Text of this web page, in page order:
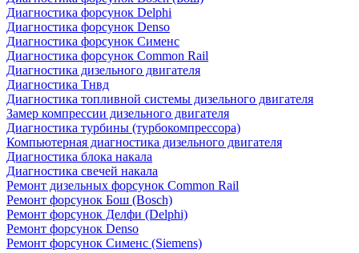
Диагностика форсунок Delphi
Диагностика форсунок Denso
Диагностика форсунок Сименс
Диагностика форсунок Common Rail
Диагностика дизельного двигателя
Диагностика Тнвд
Диагностика топливной системы дизельного двигателя
Замер компрессии дизельного двигателя
Диагностика турбины (турбокомпрессора)
Компьютерная диагностика дизельного двигателя
Диагностика блока накала
Диагностика свечей накала
Ремонт дизельных форсунок Common Rail
Ремонт форсунок Бош (Bosch)
Ремонт форсунок Делфи (Delphi)
Ремонт форсунок Denso
Ремонт форсунок Сименс (Siemens)